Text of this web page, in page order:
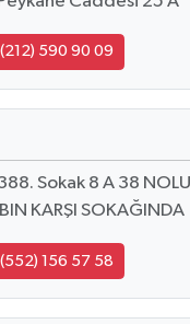
590 90 09
Sokak 8 A 38 NOLU
KARŞI SOKAĞINDA
156 57 58